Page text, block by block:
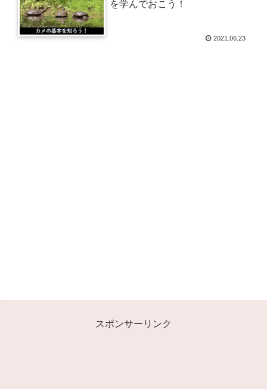
を学んでおこう！
2021.06.23
スポンサーリンク